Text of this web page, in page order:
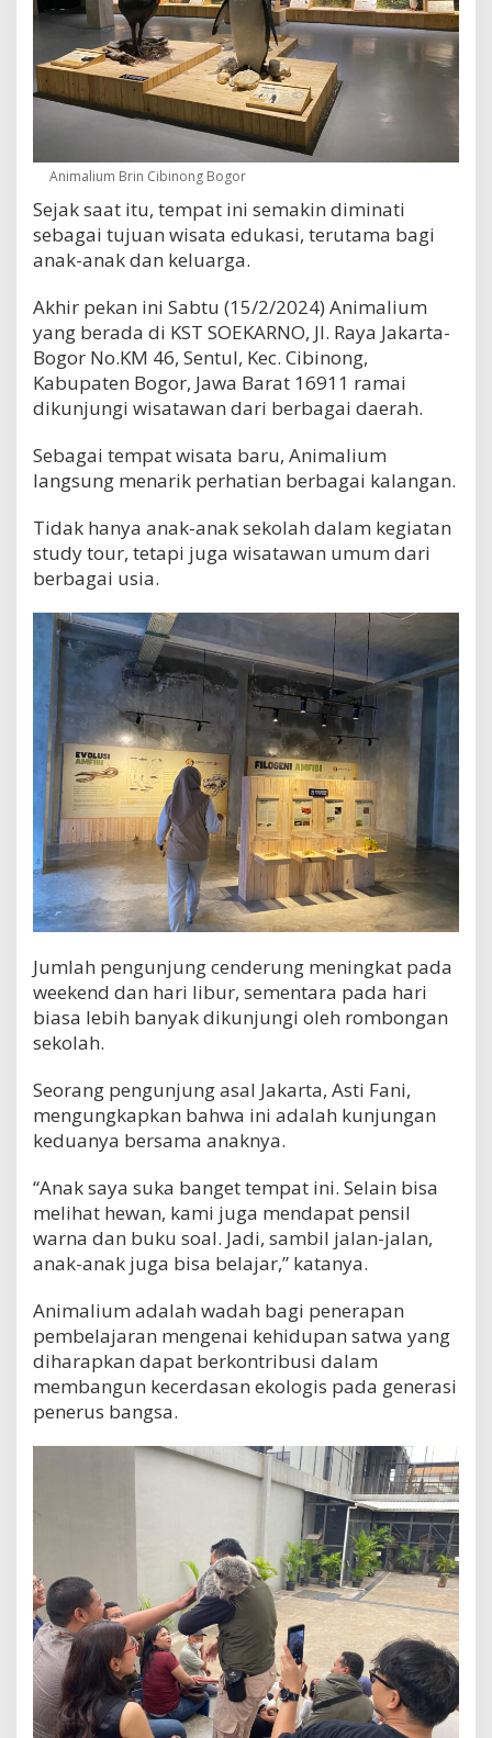
Animalium Brin Cibinong Bogor
Sejak saat itu, tempat ini semakin diminati
sebagai tujuan wisata edukasi, terutama bagi
anak-anak dan keluarga.
Akhir pekan ini Sabtu (15/2/2024) Animalium
yang berada di KST SOEKARNO, Jl. Raya Jakarta-
Bogor No.KM 46, Sentul, Kec. Cibinong,
Kabupaten Bogor, Jawa Barat 16911 ramai
dikunjungi wisatawan dari berbagai daerah.
Sebagai tempat wisata baru, Animalium
langsung menarik perhatian berbagai kalangan.
Tidak hanya anak-anak sekolah dalam kegiatan
study tour, tetapi juga wisatawan umum dari
berbagai usia.
Jumlah pengunjung cenderung meningkat pada
weekend dan hari libur, sementara pada hari
biasa lebih banyak dikunjungi oleh rombongan
sekolah.
Seorang pengunjung asal Jakarta, Asti Fani,
mengungkapkan bahwa ini adalah kunjungan
keduanya bersama anaknya.
“Anak saya suka banget tempat ini. Selain bisa
melihat hewan, kami juga mendapat pensil
warna dan buku soal. Jadi, sambil jalan-jalan,
anak-anak juga bisa belajar,” katanya.
Animalium adalah wadah bagi penerapan
pembelajaran mengenai kehidupan satwa yang
diharapkan dapat berkontribusi dalam
membangun kecerdasan ekologis pada generasi
penerus bangsa.